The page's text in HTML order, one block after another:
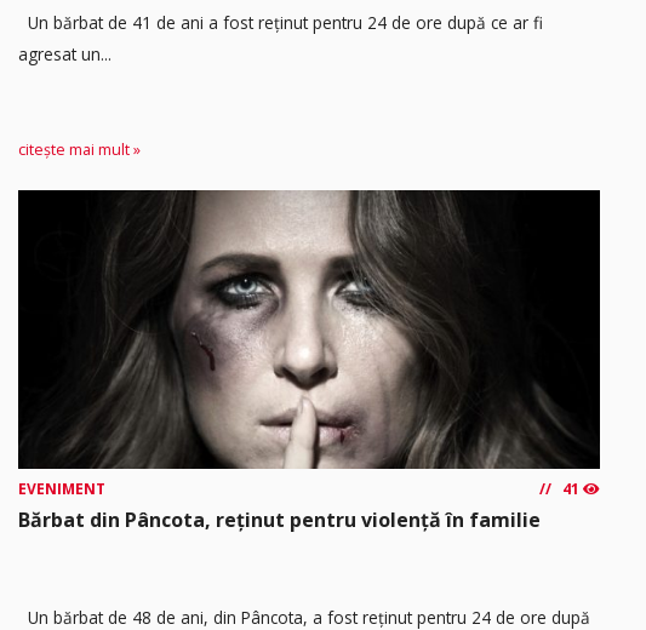
Un bărbat de 41 de ani a fost reținut pentru 24 de ore după ce ar fi
agresat un...
citește mai mult »
EVENIMENT 41
Bărbat din Pâncota, reținut pentru violență în familie
Un bărbat de 48 de ani, din Pâncota, a fost reținut pentru 24 de ore după